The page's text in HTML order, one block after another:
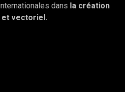
dans la création
et vectoriel.